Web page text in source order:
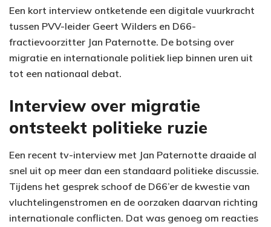
Een kort interview ontketende een digitale vuurkracht
tussen PVV-leider Geert Wilders en D66-
fractievoorzitter Jan Paternotte. De botsing over
migratie en internationale politiek liep binnen uren uit
tot een nationaal debat.
Interview over migratie
ontsteekt politieke ruzie
Een recent tv-interview met Jan Paternotte draaide al
snel uit op meer dan een standaard politieke discussie.
Tijdens het gesprek schoof de D66’er de kwestie van
vluchtelingenstromen en de oorzaken daarvan richting
internationale conflicten. Dat was genoeg om reacties